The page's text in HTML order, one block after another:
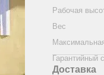
Рабочая
Вес
Гарантийный
Доставка